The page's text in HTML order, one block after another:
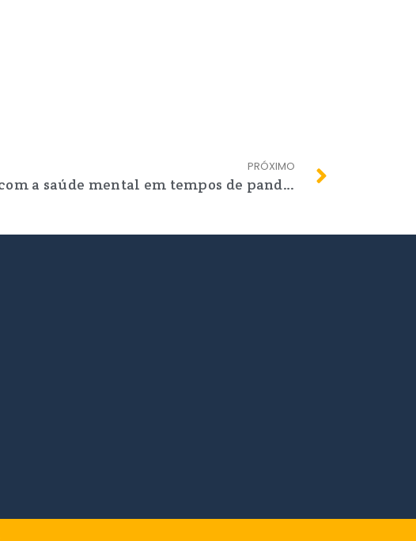
PRÓXIMO
LIVE “Cuidados com a saúde mental em tempos de pandemia e impactos emocionais na vida dos profissionais da saúde”